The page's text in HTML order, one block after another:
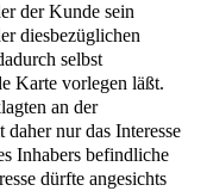
der Kunde sein
diesbezüglichen
selbst
Karte vorlegen läßt.
an der
nur das Interesse
Inhabers befindliche
dürfte angesichts